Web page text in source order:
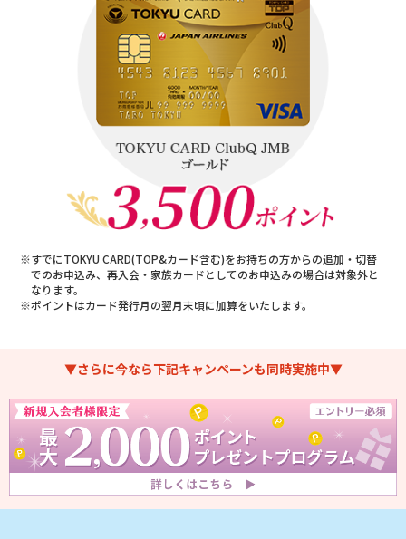
※すでにTOKYU CARD(TOP&カード含む)をお持ちの方からの追加・切替
でのお申込み、再入会・家族カードとしてのお申込みの場合は対象外と
なります。
※ポイントはカード発行月の翌月末頃に加算をいたします。
▼さらに今なら下記キャンペーンも同時実施中▼